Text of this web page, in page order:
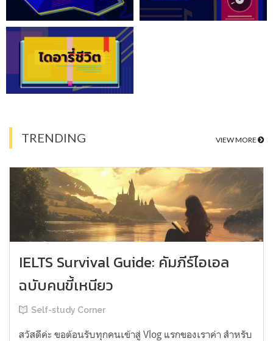
TRENDING VIEW MORE
IELTS Survival Guide: คัมภีร์ไอเอล
ฉบับคนขี้เหนียว
Self-study Corner
สวัสดีค่ะ ขอต้อนรับทุกคนเข้าสู่ Vlog แรกของเราค่า สำหรับ